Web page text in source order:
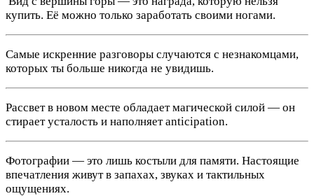
купить. Её можно только заработать своими ногами.
Самые искренние разговоры случаются с незнакомцами,
которых ты больше никогда не увидишь.
Рассвет в новом месте обладает магической силой — он
стирает усталость и наполняет anticipation.
Фотографии — это лишь костыли для памяти. Настоящие
впечатления живут в запахах, звуках и тактильных
ощущениях.